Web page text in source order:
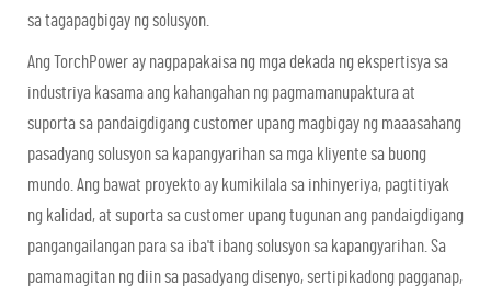
sa tagapagbigay ng solusyon.
Ang TorchPower ay nagpapakaisa ng mga dekada ng ekspertisya sa
industriya kasama ang kahangahan ng pagmamanupaktura at
suporta sa pandaigdigang customer upang magbigay ng maaasahang
pasadyang solusyon sa kapangyarihan sa mga kliyente sa buong
mundo. Ang bawat proyekto ay kumikilala sa inhinyeriya, pagtitiyak
ng kalidad, at suporta sa customer upang tugunan ang pandaigdigang
pangangailangan para sa iba't ibang solusyon sa kapangyarihan. Sa
pamamagitan ng diin sa pasadyang disenyo, sertipikadong pagganap,